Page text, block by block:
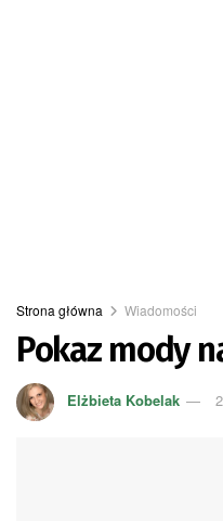
Strona główna Wiadomości
Pokaz mody
Elżbieta Kobelak